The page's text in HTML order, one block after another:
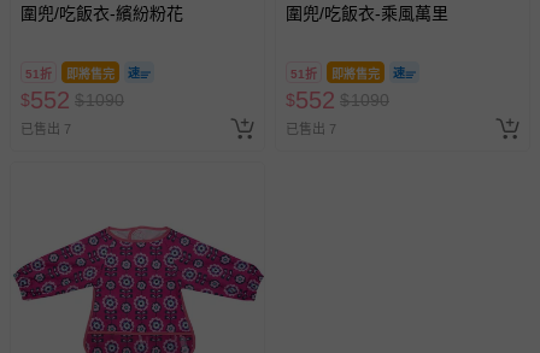
圍兜/吃飯衣-繽紛粉花
51折 即將售完
$552 $1090
已售出 7
圍兜/吃飯衣-乘風萬里
51折 即將售完
$552 $1090
已售出 7